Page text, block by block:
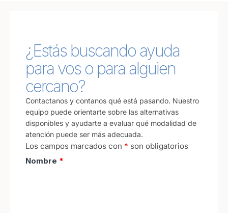
¿Estás buscando ayuda
para vos o para alguien
cercano?
Contactanos y contanos qué está pasando. Nuestro
equipo puede orientarte sobre las alternativas
disponibles y ayudarte a evaluar qué modalidad de
atención puede ser más adecuada.
Los campos marcados con * son obligatorios
Nombre *